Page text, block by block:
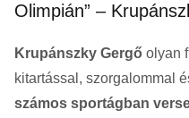
Olimpián” –
Krupánszky Gergő olyan
kitartással, szorgalommal
számos sportágban